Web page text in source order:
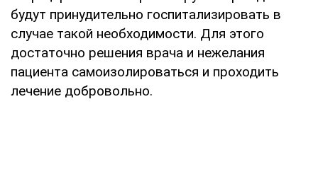
будут принудительно госпитализировать в
случае такой необходимости. Для этого
достаточно решения врача и нежелания
пациента самоизолироваться и проходить
лечение добровольно.